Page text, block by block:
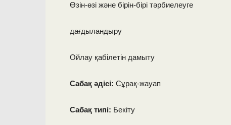
Өзін-өзі және бірін-бірі тәрбиелеуге
дағдыландыру
Ойлау қабілетін дамыту
Сабақ әдісі: Сұрақ-жауап
Сабақ типі: Бекіту